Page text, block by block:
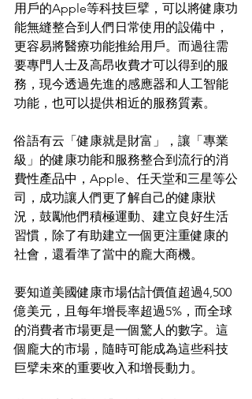
用戶的Apple等科技巨擘，可以將健康功
能無縫整合到人們日常使用的設備中，
更容易將醫療功能推給用戶。而過往需
要專門人士及高昂收費才可以得到的服
務，現今透過先進的感應器和人工智能
功能，也可以提供相近的服務質素。
俗語有云「健康就是財富」，讓「專業
級」的健康功能和服務整合到流行的消
費性產品中，Apple、任天堂和三星等公
司，成功讓人們更了解自己的健康狀
況，鼓勵他們積極運動、建立良好生活
習慣，除了有助建立一個更注重健康的
社會，還看準了當中的龐大商機。
要知道美國健康市場估計價值超過4,500
億美元，且每年增長率超過5%，而全球
的消費者市場更是一個驚人的數字。這
個龐大的市場，隨時可能成為這些科技
巨擘未來的重要收入和增長動力。